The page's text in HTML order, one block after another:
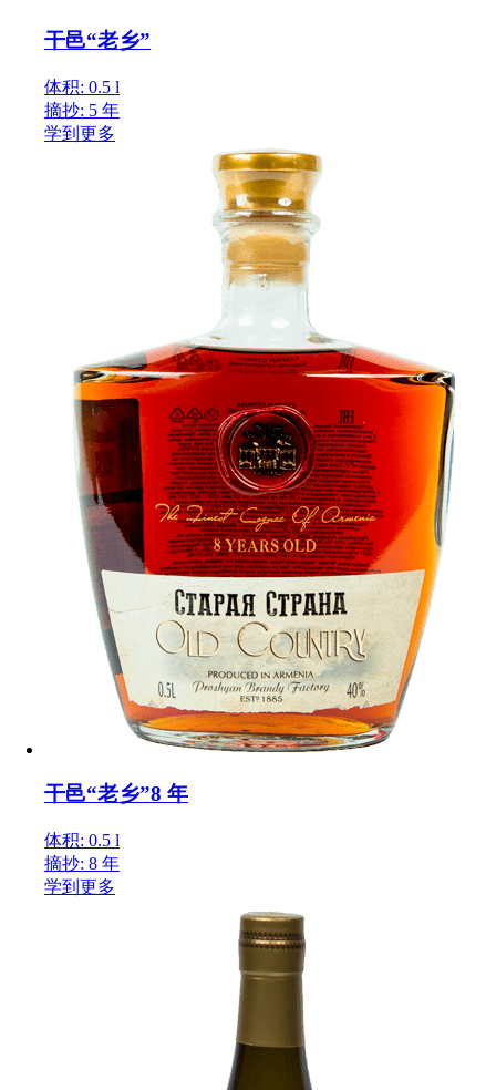
干邑“老乡”
体积: 0.5 l
摘抄: 5 年
学到更多
干邑“老乡”8 年
体积: 0.5 l
摘抄: 8 年
学到更多